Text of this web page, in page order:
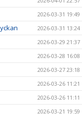
2026-03-31 19:49
2026-03-31 13:24
2026-03-29 21:37
2026-03-28 16:08
2026-03-27 23:18
2026-03-26 11:21
2026-03-26 11:11
2026-03-21 19:59